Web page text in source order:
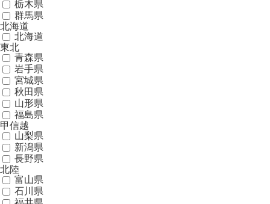
栃木県
群馬県
北海道
北海道
東北
青森県
岩手県
宮城県
秋田県
山形県
福島県
甲信越
山梨県
新潟県
長野県
北陸
富山県
石川県